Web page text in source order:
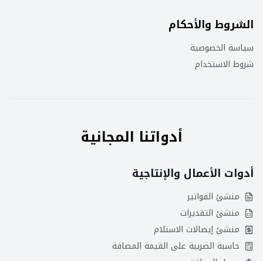
الشروط والأحكام
سياسة الخصوصية
شروط الاستخدام
أدواتنا المجانية
أدوات الأعمال والإنتاجية
منشئ الفواتير
منشئ التقديرات
منشئ إيصالات الاستلام
حاسبة الضريبة على القيمة المضافة